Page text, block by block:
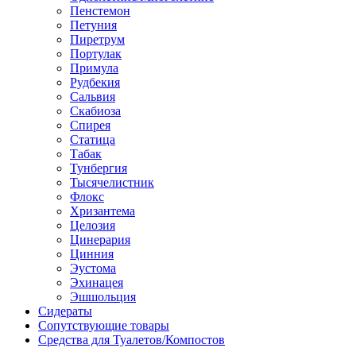
Пенстемон
Петуния
Пиретрум
Портулак
Примула
Рудбекия
Сальвия
Скабиоза
Спирея
Статица
Табак
Тунбергия
Тысячелистник
Флокс
Хризантема
Целозия
Цинерария
Цинния
Эустома
Эхинацея
Эшшольция
Сидераты
Сопутствующие товары
Средства для Туалетов/Компостов